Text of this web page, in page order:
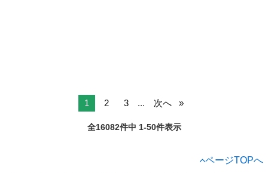
1 2 3 ... 次へ
全16082件中 1-50件表示
ページTOPへ